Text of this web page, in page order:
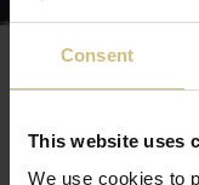
Consent
This website uses
We use cookies to